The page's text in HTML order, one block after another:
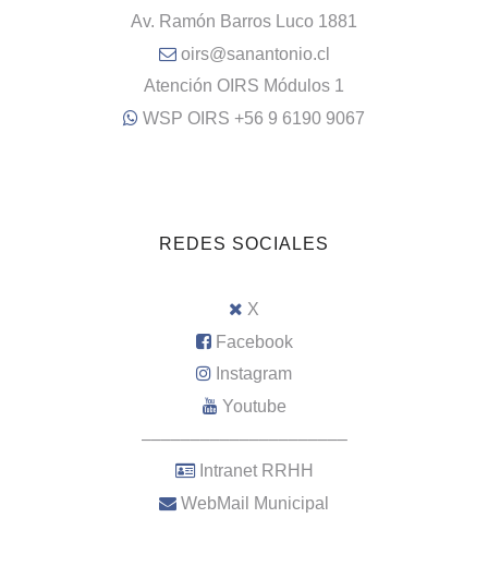
Av. Ramón Barros Luco 1881
oirs@sanantonio.cl
Atención OIRS Módulos 1
WSP OIRS +56 9 6190 9067
REDES SOCIALES
X
Facebook
Instagram
Youtube
–––––––––––––––––––––
Intranet RRHH
WebMail Municipal